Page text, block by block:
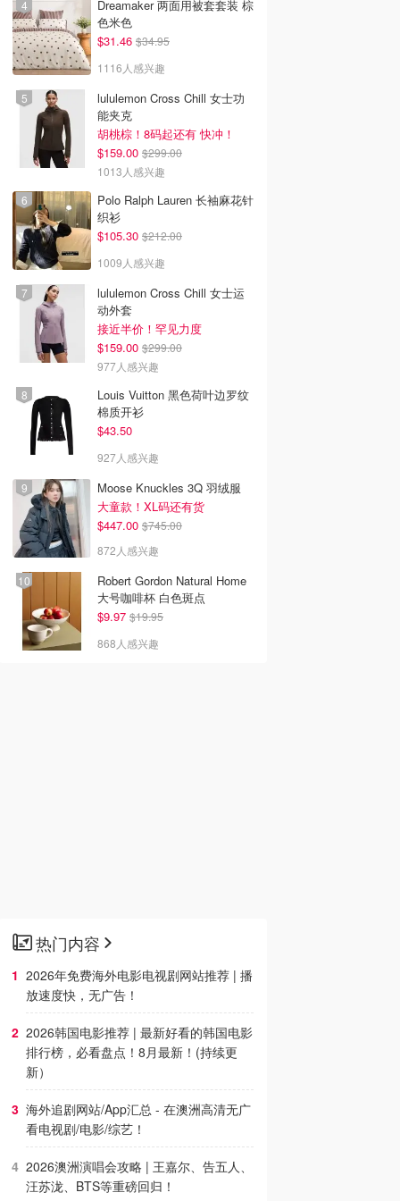
Dreamaker 两面用被套套装 棕
色米色
$31.46 $34.95
1116人感兴趣
lululemon Cross Chill 女士功
能夹克
胡桃棕！8码起还有 快冲！
$159.00 $299.00
1013人感兴趣
Polo Ralph Lauren 长袖麻花针
织衫
$105.30 $212.00
1009人感兴趣
lululemon Cross Chill 女士运
动外套
接近半价！罕见力度
$159.00 $299.00
977人感兴趣
Louis Vuitton 黑色荷叶边罗纹
棉质开衫
$43.50
927人感兴趣
Moose Knuckles 3Q 羽绒服
大童款！XL码还有货
$447.00 $745.00
872人感兴趣
Robert Gordon Natural Home
大号咖啡杯 白色斑点
$9.97 $19.95
868人感兴趣
热门内容
2026年免费海外电影电视剧网站推荐 | 播
放速度快，无广告！
2026韩国电影推荐 | 最新好看的韩国电影
排行榜，必看盘点！8月最新！(持续更
新）
海外追剧网站/App汇总 - 在澳洲高清无广
看电视剧/电影/综艺！
2026澳洲演唱会攻略 | 王嘉尔、告五人、
汪苏泷、BTS等重磅回归！